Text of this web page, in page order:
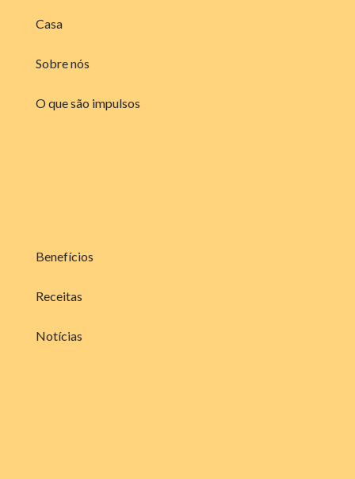
Casa
Sobre nós
O que são impulsos
Benefícios
Receitas
Notícias